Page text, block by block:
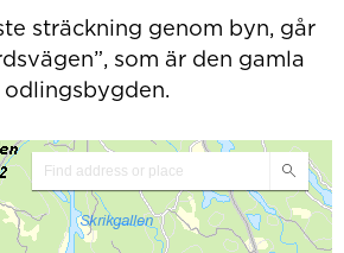
sträckning genom byn, går
som är den gamla